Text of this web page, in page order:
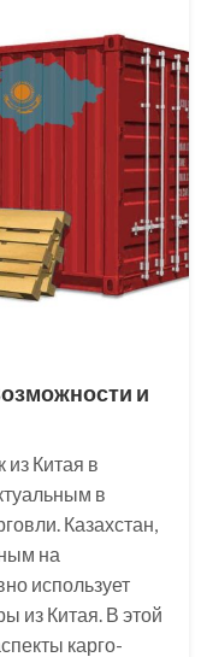
и
Китая в
в
Казахстан,
на
использует
из Китая. В этой
карго-